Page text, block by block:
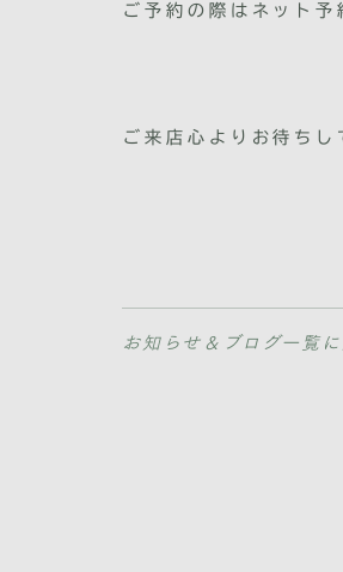
ご予約の際はネット
ご来店心よりお待ちし
お知らせ＆ブログ一覧